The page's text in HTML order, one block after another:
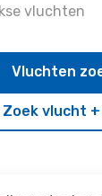
vluchten
Zoek vlucht
Vluchten